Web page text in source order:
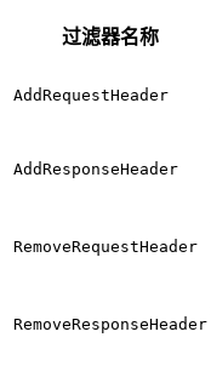
过滤器名称
AddRequestHeader
AddResponseHeader
RemoveRequestHeader
RemoveResponseHeader